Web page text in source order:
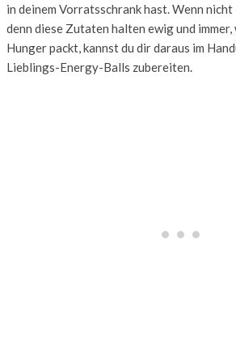
in deinem Vorratsschrank hast. Wenn nicht
denn diese Zutaten halten ewig und immer,
Hunger packt, kannst du dir daraus im
Lieblings-Energy-Balls zubereiten.